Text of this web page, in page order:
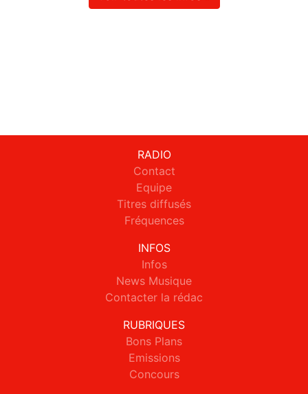
RADIO
Contact
Equipe
Titres diffusés
Fréquences
INFOS
Infos
News Musique
Contacter la rédac
RUBRIQUES
Bons Plans
Emissions
Concours